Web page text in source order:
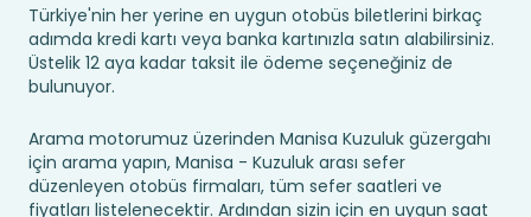
Türkiye'nin her yerine en uygun otobüs biletlerini birkaç
adımda kredi kartı veya banka kartınızla satın alabilirsiniz.
Üstelik 12 aya kadar taksit ile ödeme seçeneğiniz de
bulunuyor.
Arama motorumuz üzerinden Manisa Kuzuluk güzergahı
için arama yapın, Manisa - Kuzuluk arası sefer
düzenleyen otobüs firmaları, tüm sefer saatleri ve
fiyatları listelenecektir. Ardından sizin için en uygun saat